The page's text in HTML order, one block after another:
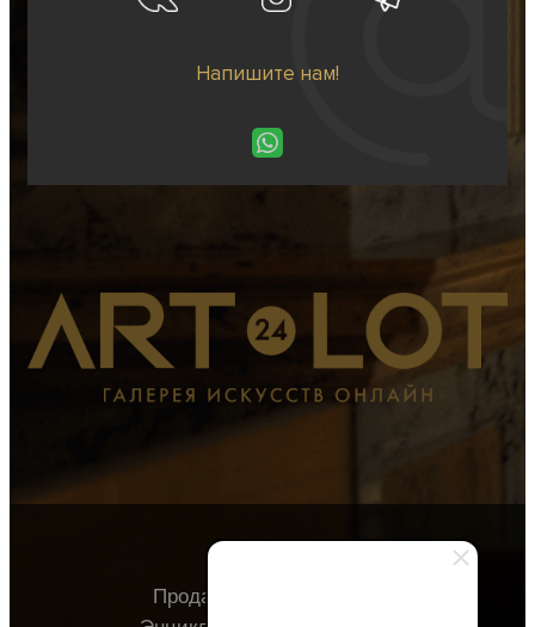
Напишите нам!
Продавцу